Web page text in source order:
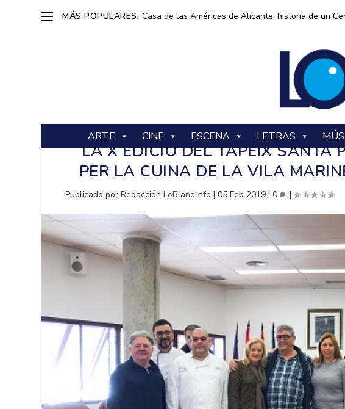
MÁS POPULARES: Casa de las Américas de Alicante: historia de un
ARTE CINE ESCENA LETRAS
LA X EDICIÓ DEL TAPEIX SANTA
PER LA CUINA DE LA VILA
Publicado porRedacción LoBlanc.info |05 Feb 2019 |0 |